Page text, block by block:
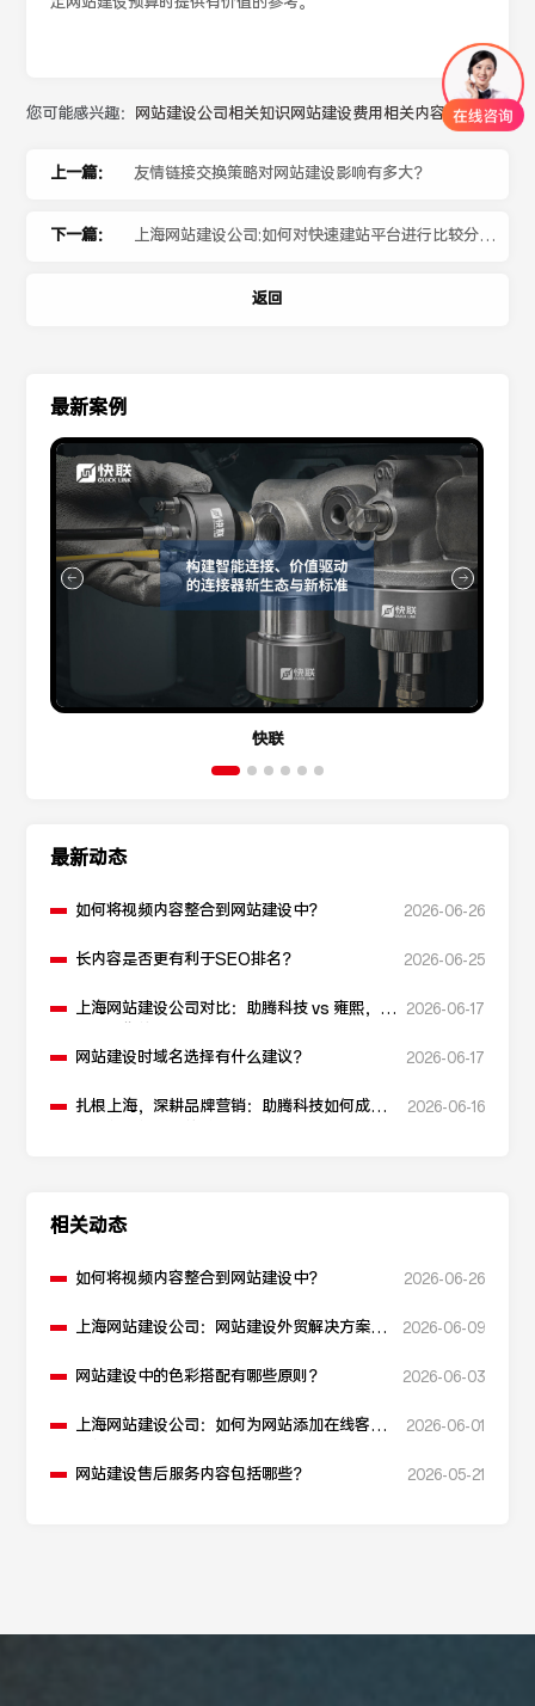
您可能感兴趣： 网站建设公司相关知识网站建设费用相关内容
上一篇： 友情链接交换策略对网站建设影响有多大？
下一篇： 上海网站建设公司:如何对快速建站平台进行比较分
返回
最新案例
快联
最新动态
如何将视频内容整合到网站建设中？ 2026-06-26
长内容是否更有利于SEO排名？ 2026-06-25
上海网站建设公司对比：助腾科技 vs 雍熙，如
2026-06-17
网站建设时域名选择有什么建议？ 2026-06-17
扎根上海，深耕品牌营销：助腾科技如何成为
2026-06-16
相关动态
如何将视频内容整合到网站建设中？ 2026-06-26
上海网站建设公司：网站建设外贸解决方案如
2026-06-09
网站建设中的色彩搭配有哪些原则？ 2026-06-03
上海网站建设公司：如何为网站添加在线客服
2026-06-01
网站建设售后服务内容包括哪些？ 2026-05-21